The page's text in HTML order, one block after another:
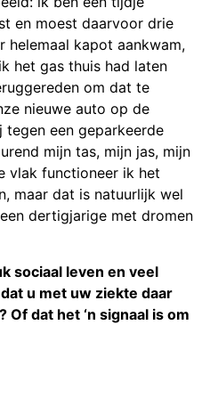
en moest daarvoor drie
helemaal kapot aankwam,
het gas thuis had laten
om dat te
nieuwe auto op de
een geparkeerde
mijn tas, mijn jas, mijn
vlak functioneer ik het
maar dat is natuurlijk wel
dertigjarige met dromen
sociaal leven en veel
u met uw ziekte daar
dat het ‘n signaal is om